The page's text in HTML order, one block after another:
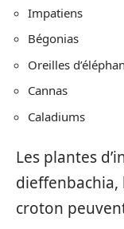
Impatiens
Bégonias
Oreilles
Cannas
Caladiums
Les plantes
dieffenbachia,
croton